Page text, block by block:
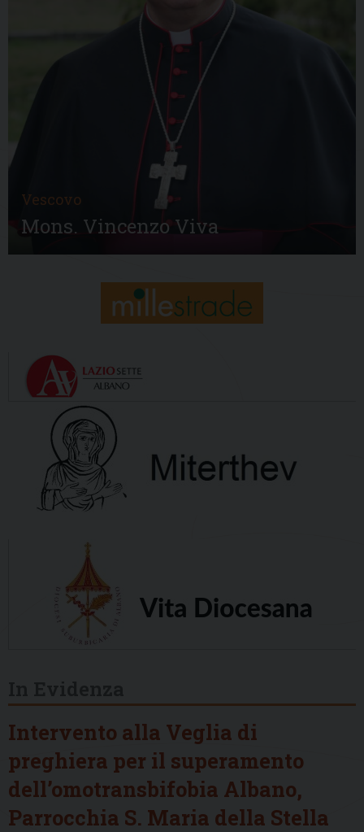
Vescovo
Mons. Vincenzo Viva
Intervento alla Veglia di
preghiera per il superamento
dell’omotransbifobia Albano,
Parrocchia S. Maria della Stella